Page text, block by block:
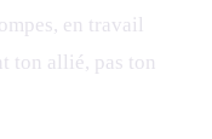
en travail
ton allié, pas ton